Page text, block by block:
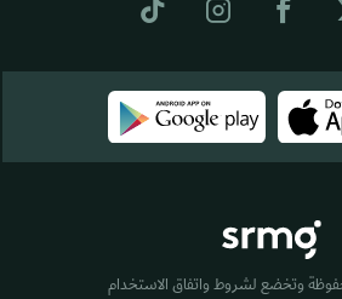
وتخضع لشروط واتفاق الاستخدام